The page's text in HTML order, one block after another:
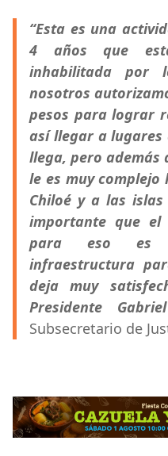
“Esta es una
4 años que
inhabilitada por
nosotros
pesos para lograr
así llegar a lugares
llega, pero además
le es muy
Chiloé y a las
importante que el
para eso es
infraestructura
deja muy
Presidente
Subsecretario de